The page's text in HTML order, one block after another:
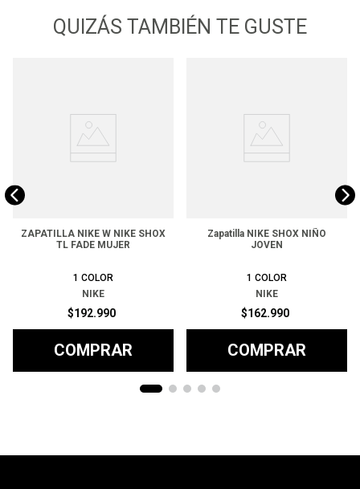
QUIZÁS TAMBIÉN TE GUSTE
ZAPATILLA NIKE W NIKE SHOX
TL FADE MUJER
1 COLOR
NIKE
$192.990
COMPRAR
Zapatilla NIKE SHOX NIÑO
JOVEN
1 COLOR
NIKE
$162.990
COMPRAR